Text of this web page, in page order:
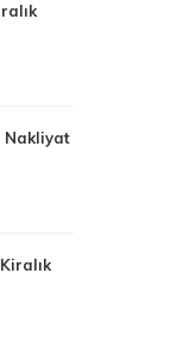
Nakliyat